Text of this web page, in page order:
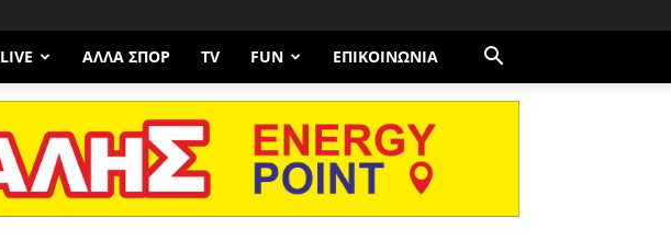
LIVE ΆΛΛΑ ΣΠΟΡ TV FUN ΕΠΙΚΟΙΝΩΝΊΑ